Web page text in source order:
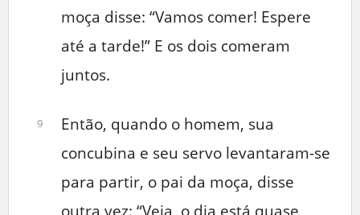
moça disse: “Vamos comer! Espere
até a tarde!” E os dois comeram
juntos.
9
Então, quando o homem, sua
concubina e seu servo levantaram-se
para partir, o pai da moça, disse
outra vez: “Veja, o dia está quase